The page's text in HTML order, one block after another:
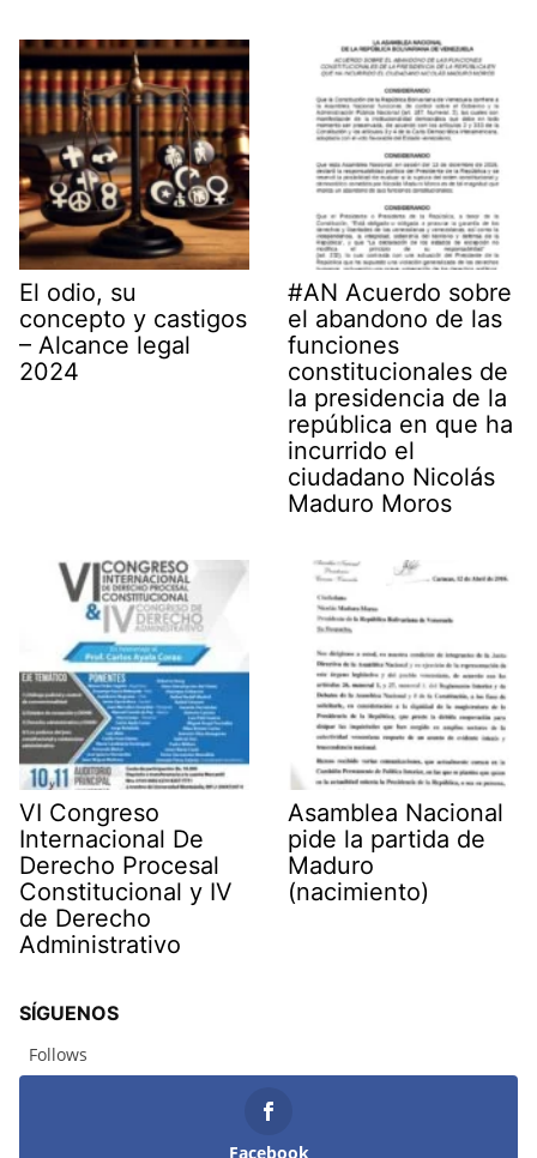
El odio, su
concepto y castigos
– Alcance legal
2024
#AN Acuerdo sobre
el abandono de las
funciones
constitucionales de
la presidencia de la
república en que ha
incurrido el
ciudadano Nicolás
Maduro Moros
VI Congreso
Internacional De
Derecho Procesal
Constitucional y IV
de Derecho
Administrativo
Asamblea Nacional
pide la partida de
Maduro
(nacimiento)
SÍGUENOS
Follows
Facebook